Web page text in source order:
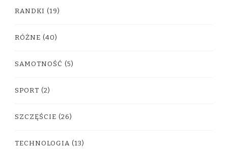
RANDKI (19)
RÓŻNE (40)
SAMOTNOŚĆ (5)
SPORT (2)
SZCZĘŚCIE (26)
TECHNOLOGIA (13)